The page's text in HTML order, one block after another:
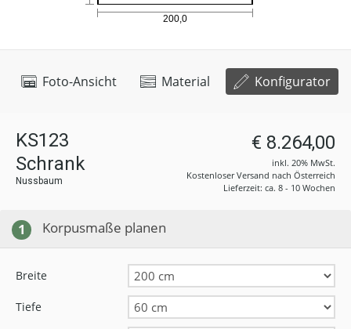
Foto-Ansicht Material Konfigurator
KS123
Schrank
Nussbaum
€ 8.264,00
inkl. 20% MwSt.
Kostenloser Versand nach Österreich
Lieferzeit: ca. 8 - 10 Wochen
1 Korpusmaße planen
Breite
Tiefe